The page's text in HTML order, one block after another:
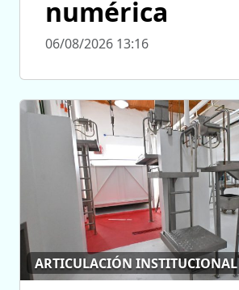
numérica
06/08/2026 13:16
ARTICULACIÓN INSTITUCIONAL